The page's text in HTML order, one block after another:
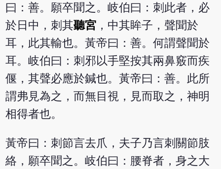
曰：善。願卒聞之。岐伯曰：刺此者，必
於日中，刺其聽宮 ，中其眸子，聲聞於
耳，此其輸也。黃帝曰：善。何謂聲聞於
耳。岐伯曰：刺邪以手堅按其兩鼻竅而疾
偃，其聲必應於鍼也。黃帝曰：善。此所
謂弗見為之，而無目視，見而取之，神明
相得者也。
黃帝曰：刺節言去爪，夫子乃言刺關節肢
絡，願卒聞之。岐伯曰：腰脊者，身之大